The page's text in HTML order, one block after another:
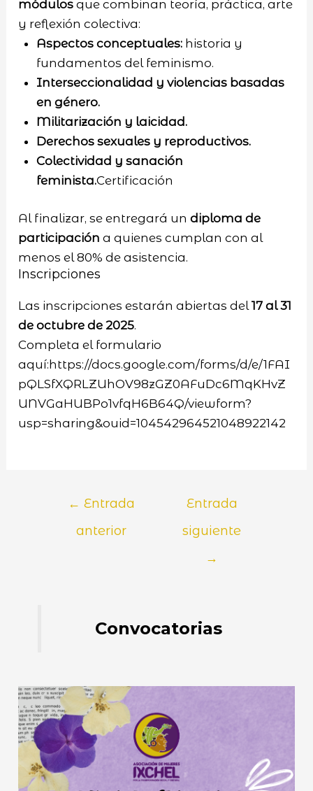
módulos que combinan teoría, práctica, arte
y reflexión colectiva:
Aspectos conceptuales:historia y
fundamentos del feminismo.
Interseccionalidad y violencias basadas
en género.
Militarización y laicidad.
Derechos sexuales y reproductivos.
Colectividad y sanación
feminista.Certificación
Al finalizar, se entregará undiploma de
participación a quienes cumplan con al
menos el 80% de asistencia.
Inscripciones
Las inscripciones estarán abiertas del17 al 31
de octubre de 2025.
Completa el formulario
aquí:https://docs.google.com/forms/d/e/1FAI
pQLSfXQRLZUhOV98zGZ0AFuDc6MqKHvZ
UNVGaHUBPo1vfqH6B64Q/viewform?
usp=sharing&ouid=104542964521048922142
← Entrada
anterior
Entrada
siguiente
→
Convocatorias